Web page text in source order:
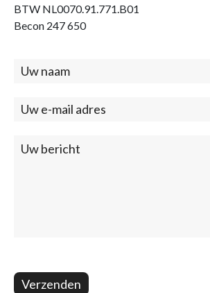
BTW NL0070.91.771.B01
Becon 247 650
Contact
Verzenden